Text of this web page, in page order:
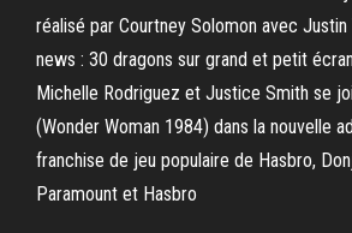
réalisé par Courtney Solomon avec Justin
news : 30 dragons sur grand et petit
Michelle Rodriguez et Justice Smith se
(Wonder Woman 1984) dans la nouvelle
franchise de jeu populaire de Hasbro,
Paramount et Hasbro